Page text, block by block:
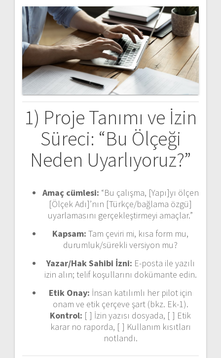
1) Proje Tanımı ve İzin
Süreci: “Bu Ölçeği
Neden Uyarlıyoruz?”
Amaç cümlesi: “Bu çalışma, [Yapı]yı ölçen
[Ölçek Adı]’nın [Türkçe/bağlama özgü]
uyarlamasını gerçekleştirmeyi amaçlar.”
Kapsam: Tam çeviri mi, kısa form mu,
durumluk/sürekli versiyon mu?
Yazar/Hak Sahibi İzni: E-posta ile yazılı
izin alın; telif koşullarını dokümante edin.
Etik Onay: İnsan katılımlı her pilot için
onam ve etik çerçeve şart (bkz. Ek-1).
Kontrol: [ ] İzin yazısı dosyada, [ ] Etik
karar no raporda, [ ] Kullanım kısıtları
notlandı.